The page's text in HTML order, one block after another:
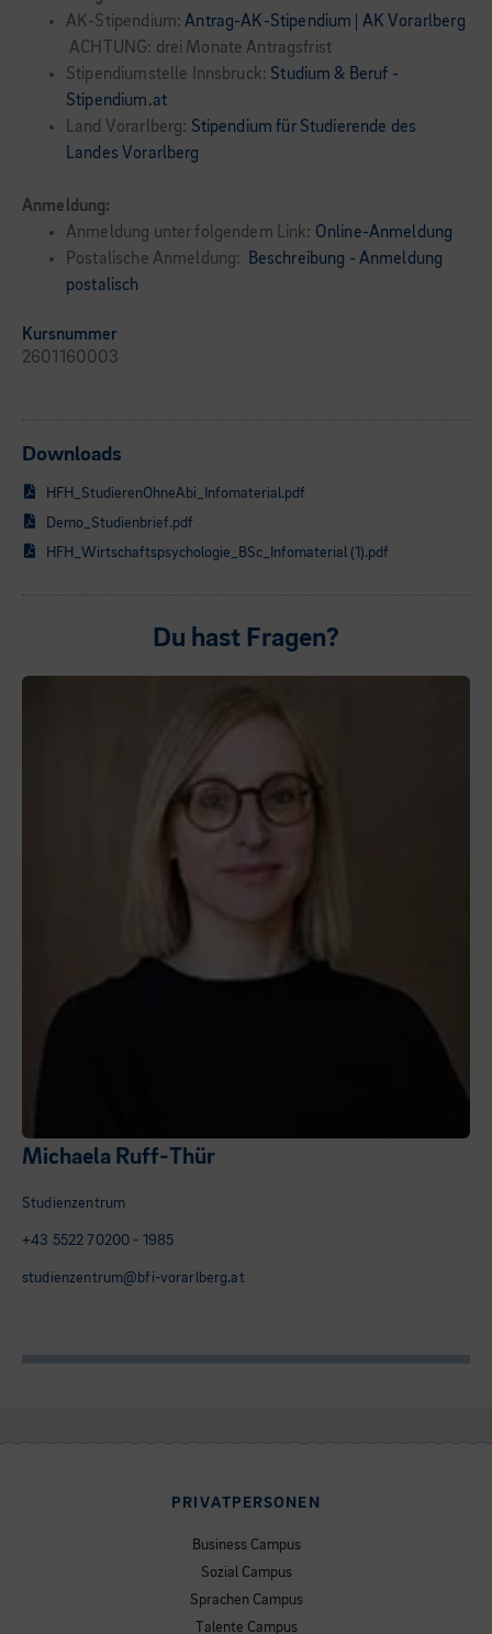
AK-Stipendium:Antrag-AK-Stipendium | AK Vorarlberg
ACHTUNG: drei Monate Antragsfrist
Stipendiumstelle Innsbruck: Studium & Beruf -
Stipendium.at
Land Vorarlberg: Stipendium für Studierende des
Landes Vorarlberg
Anmeldung:
Anmeldung unter folgendem Link: Online-Anmeldung
Postalische Anmeldung:
Beschreibung - Anmeldung
postalisch
Kursnummer
2601160003
Downloads
HFH_StudierenOhneAbi_Infomaterial.pdf
Demo_Studienbrief.pdf
HFH_Wirtschaftspsychologie_BSc_Infomaterial (1).pdf
Du hast Fragen?
Michaela Ruff-Thür
Studienzentrum
+43 5522 70200 - 1985
studienzentrum@bfi-vorarlberg.at
PRIVATPERSONEN
Business Campus
Sozial Campus
Sprachen Campus
Talente Campus